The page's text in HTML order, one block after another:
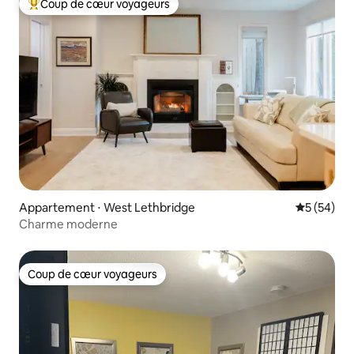
Coups de cœur voyageurs les plus appréciés
Coup de cœur voyageurs
Appartement ⋅ West Lethbridge
5 (54)
Charme moderne
Coup de cœur voyageurs
Coup de cœur voyageurs